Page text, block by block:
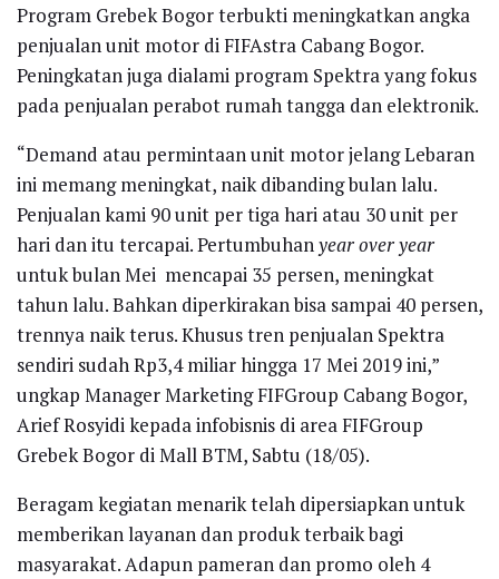
Program Grebek Bogor terbukti meningkatkan angka
penjualan unit motor di FIFAstra Cabang Bogor.
Peningkatan juga dialami program Spektra yang fokus
pada penjualan perabot rumah tangga dan elektronik.
“Demand atau permintaan unit motor jelang Lebaran
ini memang meningkat, naik dibanding bulan lalu.
Penjualan kami 90 unit per tiga hari atau 30 unit per
hari dan itu tercapai. Pertumbuhanyear over year
untuk bulan Mei mencapai 35 persen, meningkat
tahun lalu. Bahkan diperkirakan bisa sampai 40 persen,
trennya naik terus. Khusus tren penjualan Spektra
sendiri sudah Rp3,4 miliar hingga 17 Mei 2019 ini,”
ungkap Manager Marketing FIFGroup Cabang Bogor,
Arief Rosyidi kepada infobisnis di area FIFGroup
Grebek Bogor di Mall BTM, Sabtu (18/05).
Beragam kegiatan menarik telah dipersiapkan untuk
memberikan layanan dan produk terbaik bagi
masyarakat. Adapun pameran dan promo oleh 4